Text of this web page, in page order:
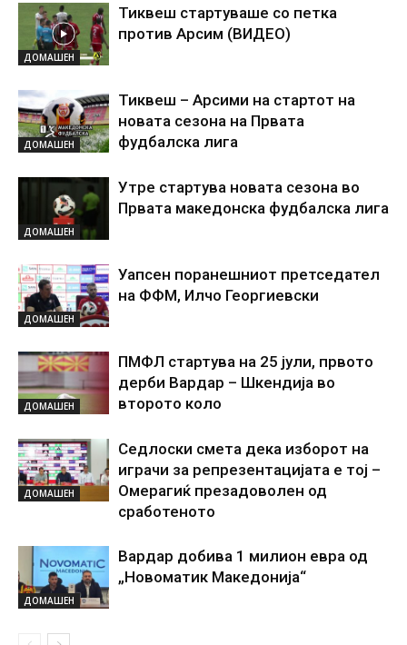
ДОМАШЕН
Тиквеш стартуваше со петка
против Арсим (ВИДЕО)
ДОМАШЕН
Тиквеш – Арсими на стартот на
новата сезона на Првата
фудбалска лига
ДОМАШЕН
Утре стартува новата сезона во
Првата македонска фудбалска лига
ДОМАШЕН
Уапсен поранешниот претседател
на ФФМ, Илчо Георгиевски
ДОМАШЕН
ПМФЛ стартува на 25 јули, првото
дерби Вардар – Шкендија во
второто коло
ДОМАШЕН
Седлоски смета дека изборот на
играчи за репрезентацијата е тој –
Омерагиќ презадоволен од
сработеното
ДОМАШЕН
Вардар добива 1 милион евра од
„Новоматик Македонија“